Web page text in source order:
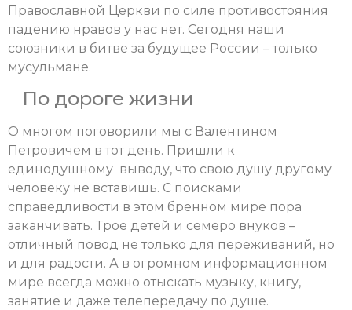
Православной Церкви по силе противостояния
падению нравов у нас нет. Сегодня наши
союзники в битве за будущее России – только
мусульмане.
По дороге жизни
О многом поговорили мы с Валентином
Петровичем в тот день. Пришли к
единодушному выводу, что свою душу другому
человеку не вставишь. С поисками
справедливости в этом бренном мире пора
заканчивать. Трое детей и семеро внуков –
отличный повод не только для переживаний, но
и для радости. А в огромном информационном
мире всегда можно отыскать музыку, книгу,
занятие и даже телепередачу по душе.